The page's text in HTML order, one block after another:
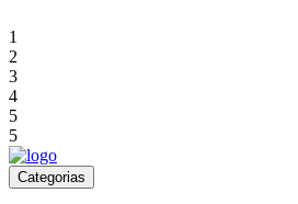
1
2
3
4
5
5
Categorias